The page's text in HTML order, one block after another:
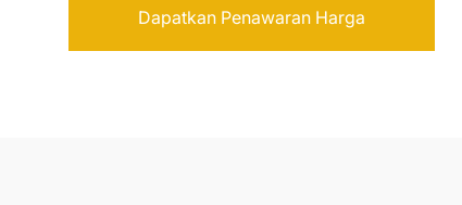
Dapatkan Penawaran Harga